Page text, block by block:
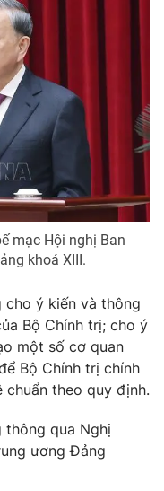
không có sự chấp
khi phát hành lại
mạc Hội nghị Ban
khoá XIII.
cho ý kiến và thông
Bộ Chính trị; cho ý
một số cơ quan
Bộ Chính trị chính
theo quy định.
thông qua Nghị
ương Đảng